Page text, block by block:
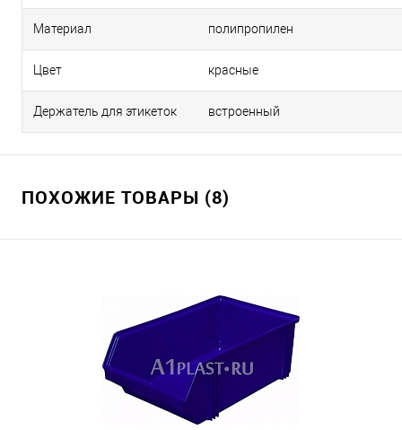
Материал полипропилен
Цвет красные
Держатель для этикеток встроенный
ПОХОЖИЕ ТОВАРЫ (8)